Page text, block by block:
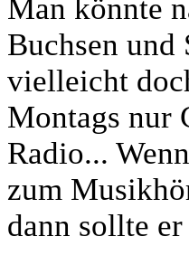
Man könnte
Buchsen und
vielleicht
Montags nur
Radio...
zum
dann sollte